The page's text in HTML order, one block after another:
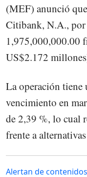
(MEF) anunció
Citibank, N.A., por
1,975,000,000.00
US$2.172
La operación tiene
vencimiento en
de 2,39 %, lo cual
frente a
Alertan de